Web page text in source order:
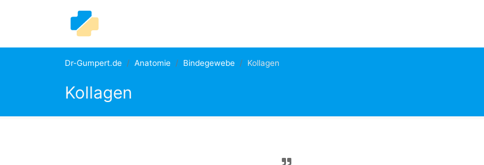
Dr-Gumpert.de Anatomie Bindegewebe Kollagen
Kollagen